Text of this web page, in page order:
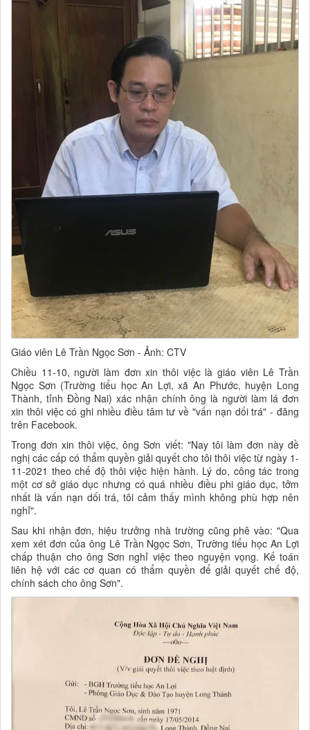
Giáo viên Lê Trần Ngọc Sơn - Ảnh: CTV
Chiều 11-10, người làm đơn xin thôi việc là giáo viên Lê Trần
Ngọc Sơn (Trường tiểu học An Lợi, xã An Phước, huyện Long
Thành, tỉnh Đồng Nai) xác nhận chính ông là người làm lá đơn
xin thôi việc có ghi nhiều điều tâm tư về "vấn nạn dối trá" - đăng
trên Facebook.
Trong đơn xin thôi việc, ông Sơn viết: "Nay tôi làm đơn này đề
nghị các cấp có thẩm quyền giải quyết cho tôi thôi việc từ ngày 1-
11-2021 theo chế độ thôi việc hiện hành. Lý do, công tác trong
một cơ sở giáo dục nhưng có quá nhiều điều phi giáo dục, tởm
nhất là vấn nạn dối trá, tôi cảm thấy mình không phù hợp nên
nghỉ".
Sau khi nhận đơn, hiệu trưởng nhà trường cũng phê vào: "Qua
xem xét đơn của ông Lê Trần Ngọc Sơn, Trường tiểu học An Lợi
chấp thuận cho ông Sơn nghỉ việc theo nguyện vọng. Kế toán
liên hệ với các cơ quan có thẩm quyền để giải quyết chế độ,
chính sách cho ông Sơn".